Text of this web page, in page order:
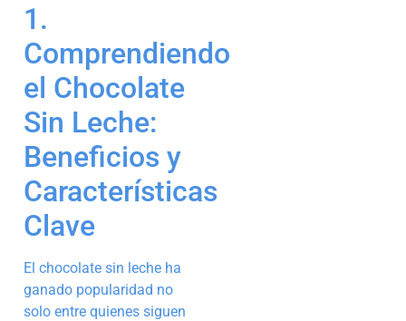
1.
Comprendiendo
el Chocolate
Sin Leche:
Beneficios y
Características
Clave
El chocolate sin leche ha
ganado popularidad no
solo entre quienes siguen